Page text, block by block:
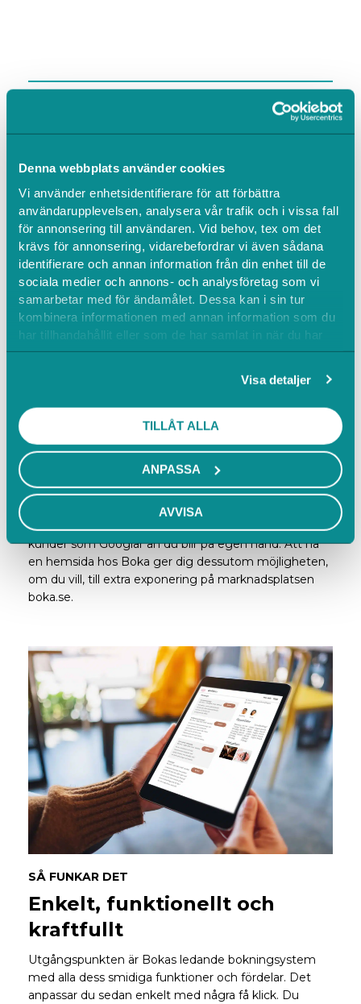
Denna webbplats använder cookies
Vi använder enhetsidentifierare för att förbättra
användarupplevelsen, analysera vår trafik och i vissa fall
för annonsering till användaren. Vid behov, tex om det
krävs för annonsering, vidarebefordrar vi även sådana
identifierare och annan information från din enhet till de
sociala medier och annons- och analysföretag som vi
samarbetar med för ändamålet. Dessa kan i sin tur
kombinera informationen med annan information som du
har tillhandahållit eller som de har samlat in när du har
använt deras tjänster.
Visa detaljer
TILLÅT ALLA
ANPASSA
AVVISA
Ranka högre på Google
Dra nytta av vår kunskap inom SEO (Search Engine
Optimization) och öka automatiskt trafiken till din sida.
Tillsammans med Boka blir du helt enkelt synligare för
kunder som Googlar än du blir på egen hand. Att ha
en hemsida hos Boka ger dig dessutom möjligheten,
om du vill, till extra exponering på marknadsplatsen
boka.se.
SÅ FUNKAR DET
Enkelt, funktionellt och
kraftfullt
Utgångspunkten är Bokas ledande bokningsystem
med alla dess smidiga funktioner och fördelar. Det
anpassar du sedan enkelt med några få klick. Du